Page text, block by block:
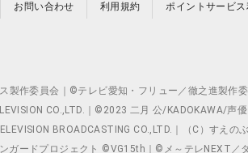
お問い合わせ 利用規約 ポイントサービ
作委員会｜©テレビ愛知・フリュー／徹之進製作
CO.,LTD.｜©2023 二月 公/KADOKAWA/声
BROADCASTING CO.,LTD.｜（C）すえの
ガードプロジェクト ©VG15th｜©メ～テレNEXT／